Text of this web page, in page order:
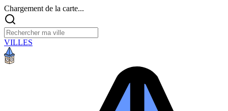
Chargement de la carte...
VILLES